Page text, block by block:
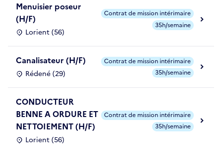
Menuisier poseur
(H/F)
Lorient (56)
Contrat de mission intérimaire
35h/semaine
Canalisateur (H/F)
Rédené (29)
Contrat de mission intérimaire
35h/semaine
CONDUCTEUR
BENNE A ORDURE ET
NETTOIEMENT (H/F)
Lorient (56)
Contrat de mission intérimaire
35h/semaine